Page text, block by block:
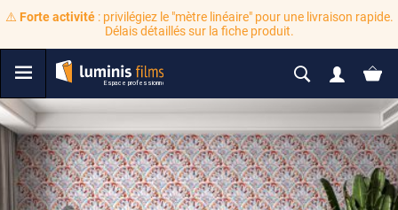
⚠️ Forte activité: privilégiez le "mètre linéaire" pour une livraison rapide.
Délais détaillés sur la fiche produit.